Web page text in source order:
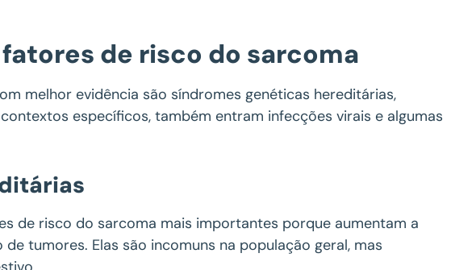
de risco do sarcoma
melhor evidência são síndromes genéticas hereditárias,
específicos, também entram infecções virais e algumas
de risco do sarcoma mais importantes porque aumentam a
tumores. Elas são incomuns na população geral, mas